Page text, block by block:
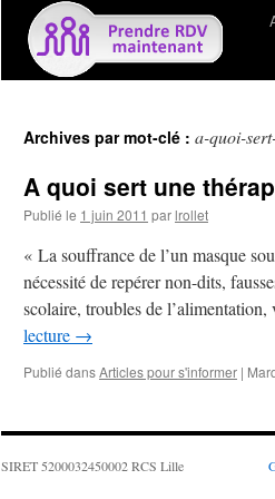
Archives par mot-clé : a-quoi-
A quoi sert une
Publié le 1 juin 2011 parlrollet
« La souffrance de l’un masque
nécessité de repérer non-dits,
scolaire, troubles de
lecture →
Publié dansArticles pour s'informer |
SIRET 5200032450002 RCS Lille